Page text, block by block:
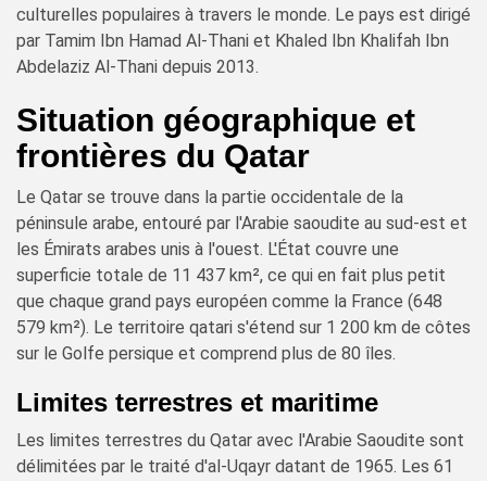
culturelles populaires à travers le monde. Le pays est dirigé
par Tamim Ibn Hamad Al-Thani et Khaled Ibn Khalifah Ibn
Abdelaziz Al-Thani depuis 2013.
Situation géographique et
frontières du Qatar
Le Qatar se trouve dans la partie occidentale de la
péninsule arabe, entouré par l'Arabie saoudite au sud-est et
les Émirats arabes unis à l'ouest. L'État couvre une
superficie totale de 11 437 km², ce qui en fait plus petit
que chaque grand pays européen comme la France (648
579 km²). Le territoire qatari s'étend sur 1 200 km de côtes
sur le Golfe persique et comprend plus de 80 îles.
Limites terrestres et maritime
Les limites terrestres du Qatar avec l'Arabie Saoudite sont
délimitées par le traité d'al-Uqayr datant de 1965. Les 61